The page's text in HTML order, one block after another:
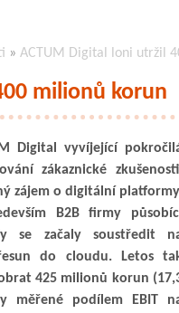
» ACTUM Digital loni utržil
milionů korun
Digital vyvíjející
zákaznické
zájem o digitální
B2B firmy
se začaly soustředit
do cloudu. Letos
425 milionů korun
podílem EBIT